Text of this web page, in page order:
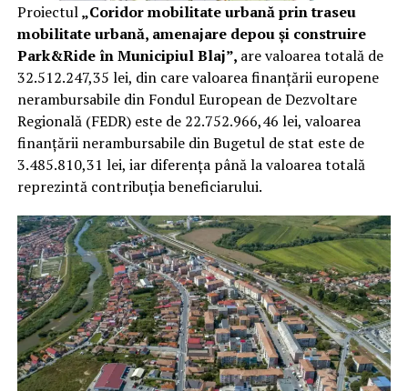
Proiectul„Coridor mobilitate urbană prin traseu
mobilitate urbană, amenajare depou și construire
Park&Ride în Municipiul Blaj”, are valoarea totală de
32.512.247,35 lei, din care valoarea finanțării europene
nerambursabile din Fondul European de Dezvoltare
Regională (FEDR) este de 22.752.966,46 lei, valoarea
finanțării nerambursabile din Bugetul de stat este de
3.485.810,31 lei, iar diferența până la valoarea totală
reprezintă contribuția beneficiarului.